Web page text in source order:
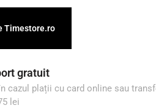
Timestore.ro
gratuit
cazul plații cu card online sau
lei